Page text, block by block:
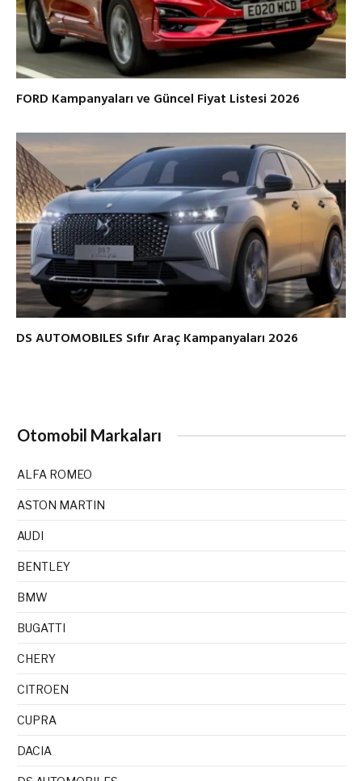
FORD Kampanyaları ve Güncel Fiyat Listesi 2026
DS AUTOMOBILES Sıfır Araç Kampanyaları 2026
Otomobil Markaları
ALFA ROMEO
ASTON MARTIN
AUDI
BENTLEY
BMW
BUGATTI
CHERY
CITROEN
CUPRA
DACIA